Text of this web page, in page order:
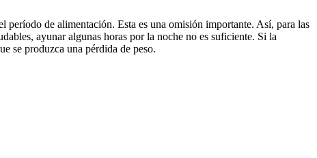
período de alimentación. Esta es una omisión importante. Así, para las
ayunar algunas horas por la noche no es suficiente. Si la
se produzca una pérdida de peso.